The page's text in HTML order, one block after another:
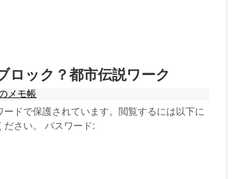
ロック？都市伝説ワーク
メモ帳
ードで保護されています。閲覧するには以下に
さい。 パスワード: